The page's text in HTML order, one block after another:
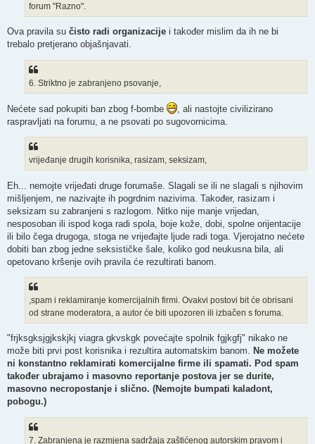
forum "Razno".
Ova pravila su čisto radi organizacije i također mislim da ih ne bi
trebalo pretjerano objašnjavati.
6. Striktno je zabranjeno psovanje,
Nećete sad pokupiti ban zbog f-bombe
, ali nastojte civilizirano
raspravljati na forumu, a ne psovati po sugovornicima.
vrijeđanje drugih korisnika, rasizam, seksizam,
Eh... nemojte vrijeđati druge forumaše. Slagali se ili ne slagali s njihovim
mišljenjem, ne nazivajte ih pogrdnim nazivima. Također, rasizam i
seksizam su zabranjeni s razlogom. Nitko nije manje vrijedan,
nesposoban ili ispod koga radi spola, boje kože, dobi, spolne orijentacije
ili bilo čega drugoga, stoga ne vrijeđajte ljude radi toga. Vjerojatno nećete
dobiti ban zbog jedne seksističke šale, koliko god neukusna bila, ali
opetovano kršenje ovih pravila će rezultirati banom.
,spam i reklamiranje komercijalnih firmi. Ovakvi postovi bit će obrisani
od strane moderatora, a autor će biti upozoren ili izbačen s foruma.
"frjksgksjgjkskjkj viagra gkvskgk povećajte spolnik fgjkgfj" nikako ne
može biti prvi post korisnika i rezultira automatskim banom. Ne možete
ni konstantno reklamirati komercijalne firme ili spamati. Pod spam
također ubrajamo i masovno reportanje postova jer se durite,
masovno necropostanje i slično. (Nemojte bumpati kaladont,
pobogu.)
7. Zabranjena je razmjena sadržaja zaštićenog autorskim pravom i